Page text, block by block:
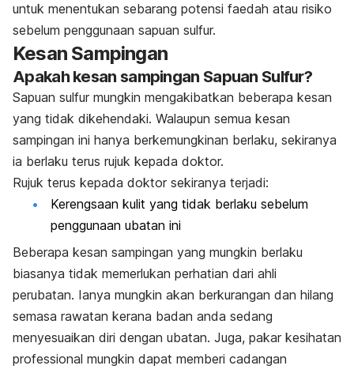
untuk menentukan sebarang potensi faedah atau risiko
sebelum penggunaan sapuan sulfur.
Kesan Sampingan
Apakah kesan sampingan Sapuan Sulfur?
Sapuan sulfur mungkin mengakibatkan beberapa kesan
yang tidak dikehendaki. Walaupun semua kesan
sampingan ini hanya berkemungkinan berlaku, sekiranya
ia berlaku terus rujuk kepada doktor.
Rujuk terus kepada doktor sekiranya terjadi:
Kerengsaan kulit yang tidak berlaku sebelum
penggunaan ubatan ini
Beberapa kesan sampingan yang mungkin berlaku
biasanya tidak memerlukan perhatian dari ahli
perubatan. Ianya mungkin akan berkurangan dan hilang
semasa rawatan kerana badan anda sedang
menyesuaikan diri dengan ubatan. Juga, pakar kesihatan
professional mungkin dapat memberi cadangan